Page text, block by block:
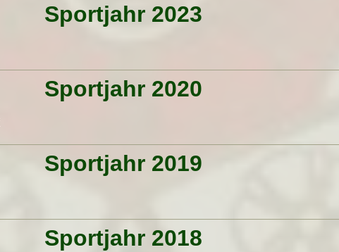
Sportjahr 2023
Sportjahr 2020
Sportjahr 2019
Sportjahr 2018